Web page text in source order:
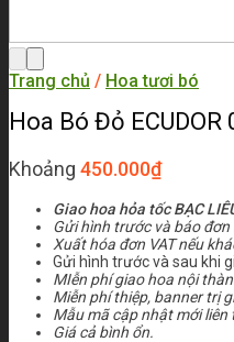
Trang chủ / Hoa tươi bó
Hoa Bó Đỏ ECUDOR
Khoảng 450.000₫
Giao hoa hỏa tốc BẠC
Gửi hình trước và báo
Xuất hóa đơn VAT nếu
Gửi hình trước và sau khi
MIễn phí giao hoa nội
Miễn phí thiệp, banner trị
Mẫu mã cập nhật mới liên
Giá cả bình ổn.